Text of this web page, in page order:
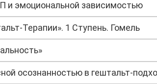
и эмоциональной зависимостью
Терапии». 1 Ступень. Гомель
осознанностью в гештальт-